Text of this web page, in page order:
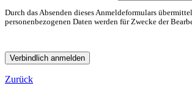
Durch das Absenden dieses Anmeldeformulars
personenbezogenen Daten werden für Zwecke der
Verbindlich anmelden
Zurück